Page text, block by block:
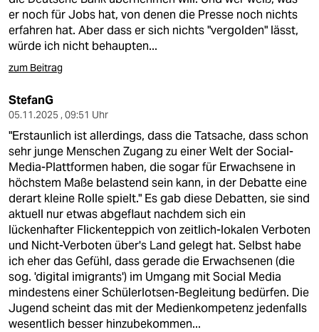
er noch für Jobs hat, von denen die Presse noch nichts
erfahren hat. Aber dass er sich nichts "vergolden" lässt,
würde ich nicht behaupten...
zum Beitrag
StefanG
05.11.2025 , 09:51 Uhr
"Erstaunlich ist allerdings, dass die Tatsache, dass schon
sehr junge Menschen Zugang zu einer Welt der Social-
Media-Plattformen haben, die sogar für Erwachsene in
höchstem Maße belastend sein kann, in der Debatte eine
derart kleine Rolle spielt." Es gab diese Debatten, sie sind
aktuell nur etwas abgeflaut nachdem sich ein
lückenhafter Flickenteppich von zeitlich-lokalen Verboten
und Nicht-Verboten über's Land gelegt hat. Selbst habe
ich eher das Gefühl, dass gerade die Erwachsenen (die
sog. 'digital imigrants') im Umgang mit Social Media
mindestens einer Schülerlotsen-Begleitung bedürfen. Die
Jugend scheint das mit der Medienkompetenz jedenfalls
wesentlich besser hinzubekommen...